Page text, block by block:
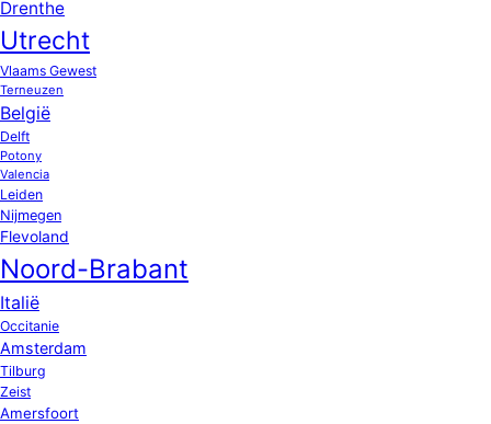
Drenthe
Utrecht
Vlaams Gewest
Terneuzen
België
Delft
Potony
Valencia
Leiden
Nijmegen
Flevoland
Noord-Brabant
Italië
Occitanie
Amsterdam
Tilburg
Zeist
Amersfoort